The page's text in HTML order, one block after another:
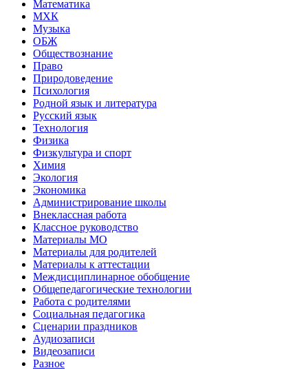
Математика
МХК
Музыка
ОБЖ
Обществознание
Право
Природоведение
Психология
Родной язык и литература
Русский язык
Технология
Физика
Физкультура и спорт
Химия
Экология
Экономика
Администрирование школы
Внеклассная работа
Классное руководство
Материалы МО
Материалы для родителей
Материалы к аттестации
Междисциплинарное обобщение
Общепедагогические технологии
Работа с родителями
Социальная педагогика
Сценарии праздников
Аудиозаписи
Видеозаписи
Разное